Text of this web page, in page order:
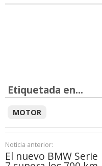
Etiquetada en...
MOTOR
Noticia anterior:
El nuevo BMW Serie